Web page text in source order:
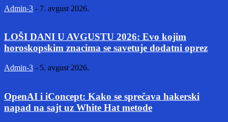
Admin-3 - 7. avgust 2026.
LOŠI DANI U AVGUSTU 2026: Evo kojim
horoskopskim znacima se savetuje dodatni oprez
Admin-3 - 5. avgust 2026.
OpenAI i iConcept: Kako se sprečava hakerski
napad na sajt uz White Hat metode